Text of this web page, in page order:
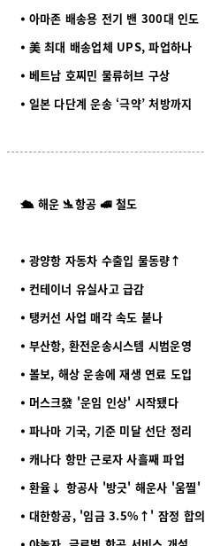
⦁ 아마존 배송용 전기 밴 300대 인도
⦁ 美 최대 배송업체 UPS, 파업하나
⦁ 베트남 호찌민 물류허브 구상
⦁ 일본 다단계 운송 ‘극약’ 처방까지
🛳️ 해운 🛬항공 🚅 철도
⦁ 광양항 자동차 수출입 물동량↑
⦁ 컨테이너 유실사고 급감
⦁ 탱커선 사업 매각 속도 붙나
⦁ 부산항, 환전운송시스템 시범운영
⦁ 볼보, 해상 운송에 재생 연료 도입
⦁ 머스크發 '운임 인상' 시작됐다
⦁ 파나마 기국, 기준 미달 선단 정리
⦁ 캐나다 항만 근로자 사흘째 파업
⦁ 환율↓ 항공사 '방긋' 해운사 '움찔'
⦁ 대한항공, '임금 3.5%↑' 잠정 합의